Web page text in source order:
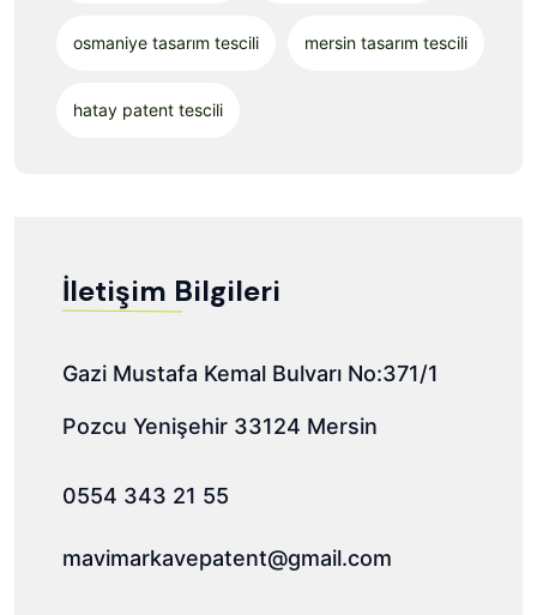
osmaniye tasarım tescili mersin tasarım tescili
hatay patent tescili
İletişim Bilgileri
Gazi Mustafa Kemal Bulvarı No:371/1
Pozcu Yenişehir 33124 Mersin
0554 343 21 55
mavimarkavepatent@gmail.com